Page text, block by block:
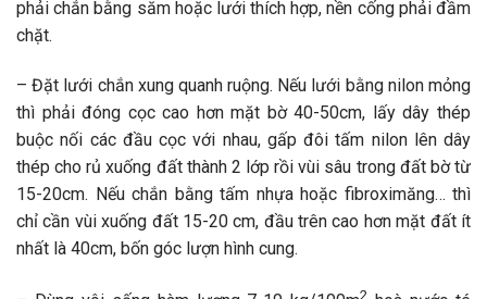
phải chắn bằng săm hoặc lưới thích hợp, nền cống phải đầm
chặt.
– Đặt lưới chắn xung quanh ruộng. Nếu lưới bằng nilon mỏng
thì phải đóng cọc cao hơn mặt bờ 40-50cm, lấy dây thép
buộc nối các đầu cọc với nhau, gấp đôi tấm nilon lên dây
thép cho rủ xuống đất thành 2 lớp rồi vùi sâu trong đất bờ từ
15-20cm. Nếu chắn bằng tấm nhựa hoặc fibroximăng… thì
chỉ cần vùi xuống đất 15-20 cm, đầu trên cao hơn mặt đất ít
nhất là 40cm, bốn góc lượn hình cung.
2